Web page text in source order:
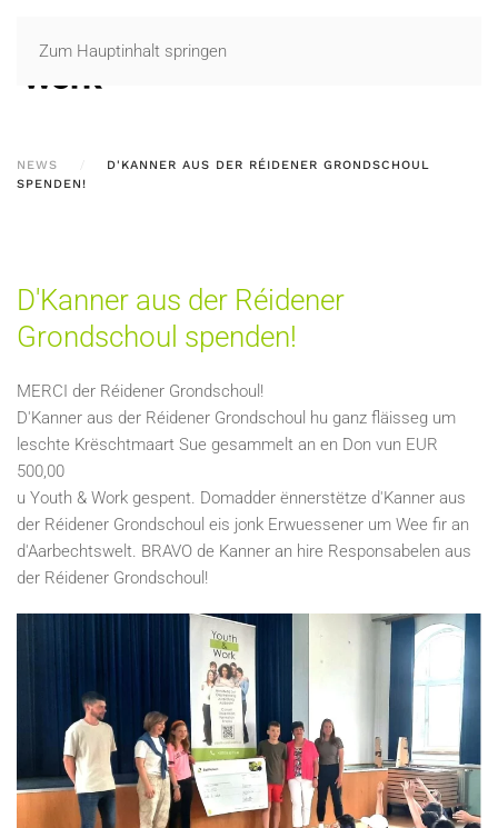
Zum Hauptinhalt springen
NEWS
D'KANNER AUS DER RÉIDENER GRONDSCHOUL
SPENDEN!
D'Kanner aus der Réidener
Grondschoul spenden!
MERCI der Réidener Grondschoul!
D'Kanner aus der Réidener Grondschoul hu ganz fläisseg um
leschte Krëschtmaart Sue gesammelt an en Don vun EUR
500,00
u Youth & Work gespent. Domadder ënnerstëtze d'Kanner aus
der Réidener Grondschoul eis jonk Erwuessener um Wee fir an
d'Aarbechtswelt. BRAVO de Kanner an hire Responsabelen aus
der Réidener Grondschoul!